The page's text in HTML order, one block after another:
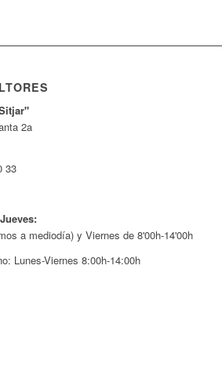
2a
33
a mediodía) y Viernes de 8'00h-14'00h
Lunes-Viernes 8:00h-14:00h